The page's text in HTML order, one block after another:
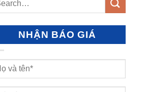
NHẬN BÁO GIÁ